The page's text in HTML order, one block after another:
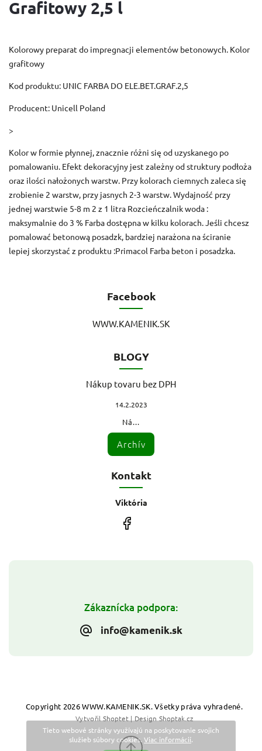
Tieto webové stránky využívajú na poskytovanie svojich
služieb súbory cookies. Viac informácií.
Grafitowy 2,5 l
Kolorowy preparat do impregnacji elementów betonowych. Kolor
grafitowy
Kod produktu: UNIC FARBA DO ELE.BET.GRAF.2,5
Producent: Unicell Poland
>
Kolor w formie płynnej, znacznie różni się od uzyskanego po
pomalowaniu. Efekt dekoracyjny jest zależny od struktury podłoża
oraz ilości nałożonych warstw. Przy kolorach ciemnych zaleca się
zrobienie 2 warstw, przy jasnych 2-3 warstw. Wydajność przy
jednej warstwie 5-8 m 2 z 1 litra Rozcieńczalnik woda :
maksymalnie do 3 % Farba dostępna w kilku kolorach. Jeśli chcesz
pomalować betonową posadzk, bardziej narażona na ściranie
lepiej skorzystać z produktu :Primacol Farba beton i posadzka.
Zákaznícka podpora:
info@kamenik.sk
Facebook
WWW.KAMENIK.SK
BLOGY
Nákup tovaru bez DPH
14.2.2023
Ná...
Archív
Kontakt
Viktória
Copyright 2026WWW.KAMENIK.SK. Všetky práva vyhradené.
Vytvořil Shoptet| Design Shoptak.cz